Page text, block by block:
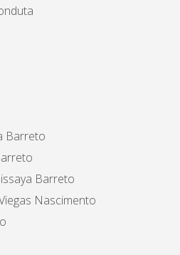
Barreto
Barreto
Nascimento